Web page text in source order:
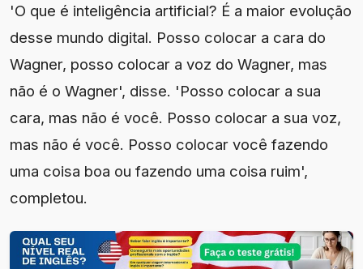
'O que é inteligência artificial? É a maior evolução
desse mundo digital. Posso colocar a cara do
Wagner, posso colocar a voz do Wagner, mas
não é o Wagner', disse. 'Posso colocar a sua
cara, mas não é você. Posso colocar a sua voz,
mas não é você. Posso colocar você fazendo
uma coisa boa ou fazendo uma coisa ruim',
completou.